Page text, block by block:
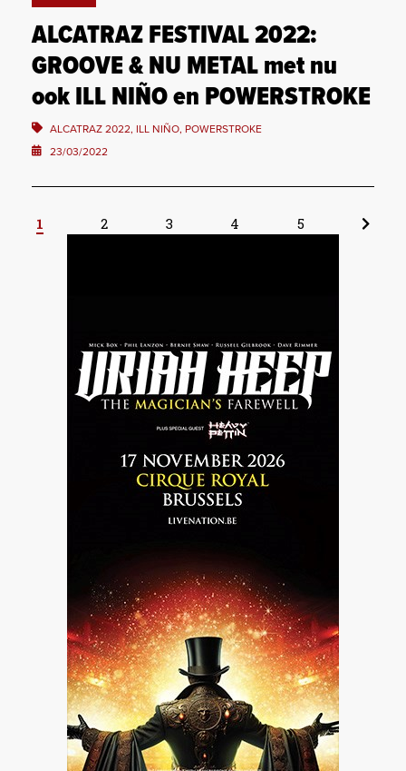
ALCATRAZ FESTIVAL 2022:
GROOVE & NU METAL met nu
ook ILL NIÑO en POWERSTROKE
ALCATRAZ 2022, ILL NIÑO, POWERSTROKE
23/03/2022
1 2 3 4 5